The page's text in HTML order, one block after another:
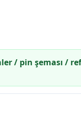
/ pin şeması /